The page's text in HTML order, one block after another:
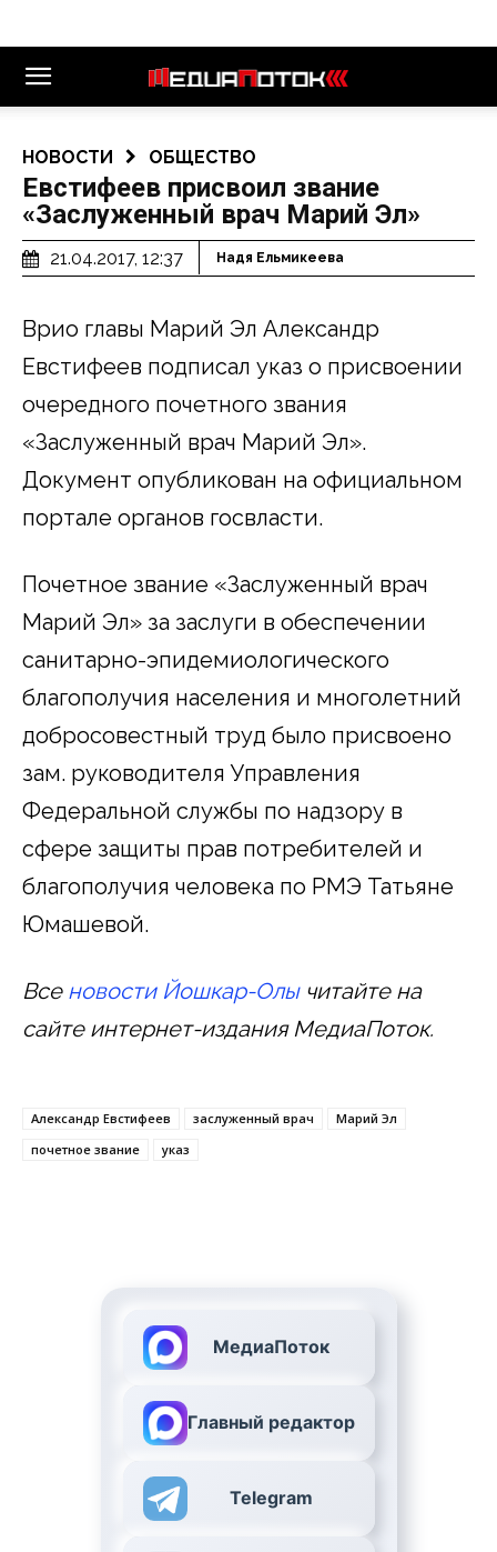
НОВОСТИ ОБЩЕСТВО
Евстифеев присвоил звание
«Заслуженный врач Марий Эл»
21.04.2017, 12:37 Надя Ельмикеева
Врио главы Марий Эл Александр
Евстифеев подписал указ о присвоении
очередного почетного звания
«Заслуженный врач Марий Эл».
Документ опубликован на официальном
портале органов госвласти.
Почетное звание «Заслуженный врач
Марий Эл» за заслуги в обеспечении
санитарно-эпидемиологического
благополучия населения и многолетний
добросовестный труд было присвоено
зам. руководителя Управления
Федеральной службы по надзору в
сфере защиты прав потребителей и
благополучия человека по РМЭ Татьяне
Юмашевой.
Все новости Йошкар-Олычитайте на
сайте интернет-издания МедиаПоток.
Александр Евстифеев заслуженный врач
Марий Эл
почетное звание
указ
МедиаПоток
Главный редактор
Telegram